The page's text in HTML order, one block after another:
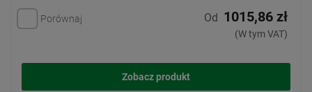
Porównaj Od 1015,86 zł
(W tym VAT)
Zobacz produkt